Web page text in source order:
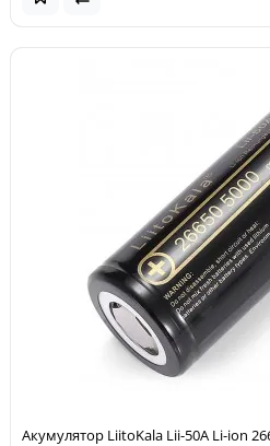
Акумулятор LiitoKala Lii-50A Li-ion